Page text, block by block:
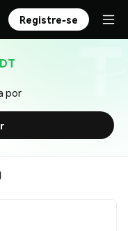
Registre-se
por